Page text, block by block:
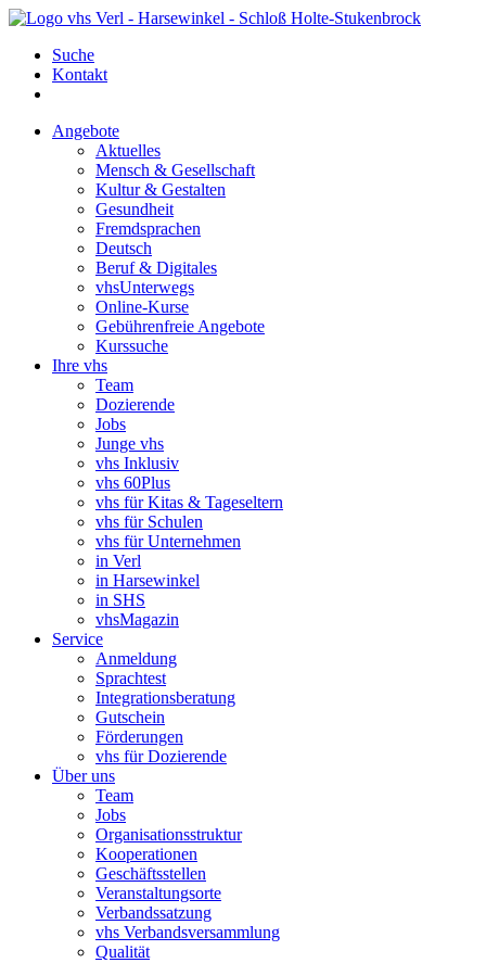
Suche
Kontakt
Angebote
Aktuelles
Mensch & Gesellschaft
Kultur & Gestalten
Gesundheit
Fremdsprachen
Deutsch
Beruf & Digitales
vhsUnterwegs
Online-Kurse
Gebührenfreie Angebote
Kurssuche
Ihre vhs
Team
Dozierende
Jobs
Junge vhs
vhs Inklusiv
vhs 60Plus
vhs für Kitas & Tageseltern
vhs für Schulen
vhs für Unternehmen
in Verl
in Harsewinkel
in SHS
vhsMagazin
Service
Anmeldung
Sprachtest
Integrationsberatung
Gutschein
Förderungen
vhs für Dozierende
Über uns
Team
Jobs
Organisationsstruktur
Kooperationen
Geschäftsstellen
Veranstaltungsorte
Verbandssatzung
vhs Verbandsversammlung
Qualität